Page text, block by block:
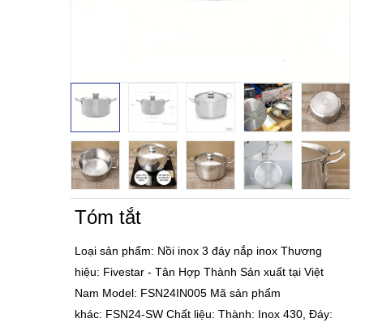
Tóm tắt
Loại sản phẩm: Nồi inox 3 đáy nắp inox Thương
hiệu: Fivestar - Tân Hợp Thành Sản xuất tại Việt
Nam Model: FSN24IN005 Mã sản phẩm
khác: FSN24-SW Chất liệu: Thành: Inox 430, Đáy: